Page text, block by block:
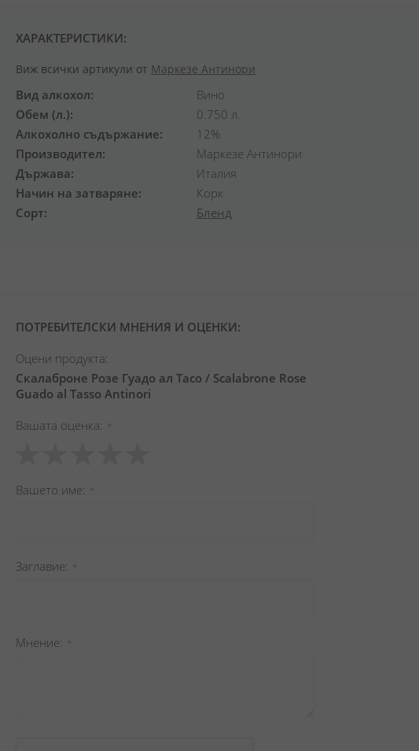
ХАРАКТЕРИСТИКИ:
Виж всички артикули от Маркезе Антинори
Вид алкохол
Вино
Обем (л.)
0.750 л.
Алкохолно съдържание
12%
Производител
Маркезе Антинори
Държава
Италия
Начин на затваряне
Корк
Сорт
Бленд
ПОТРЕБИТЕЛСКИ МНЕНИЯ И ОЦЕНКИ:
Оцени продукта:
Скалаброне Розе Гуадо ал Тасо / Scalabrone Rose
Guado al Tasso Antinori
Вашата оценка
star
stars
stars
stars
stars
Вашето име
Заглавиe
Мнение